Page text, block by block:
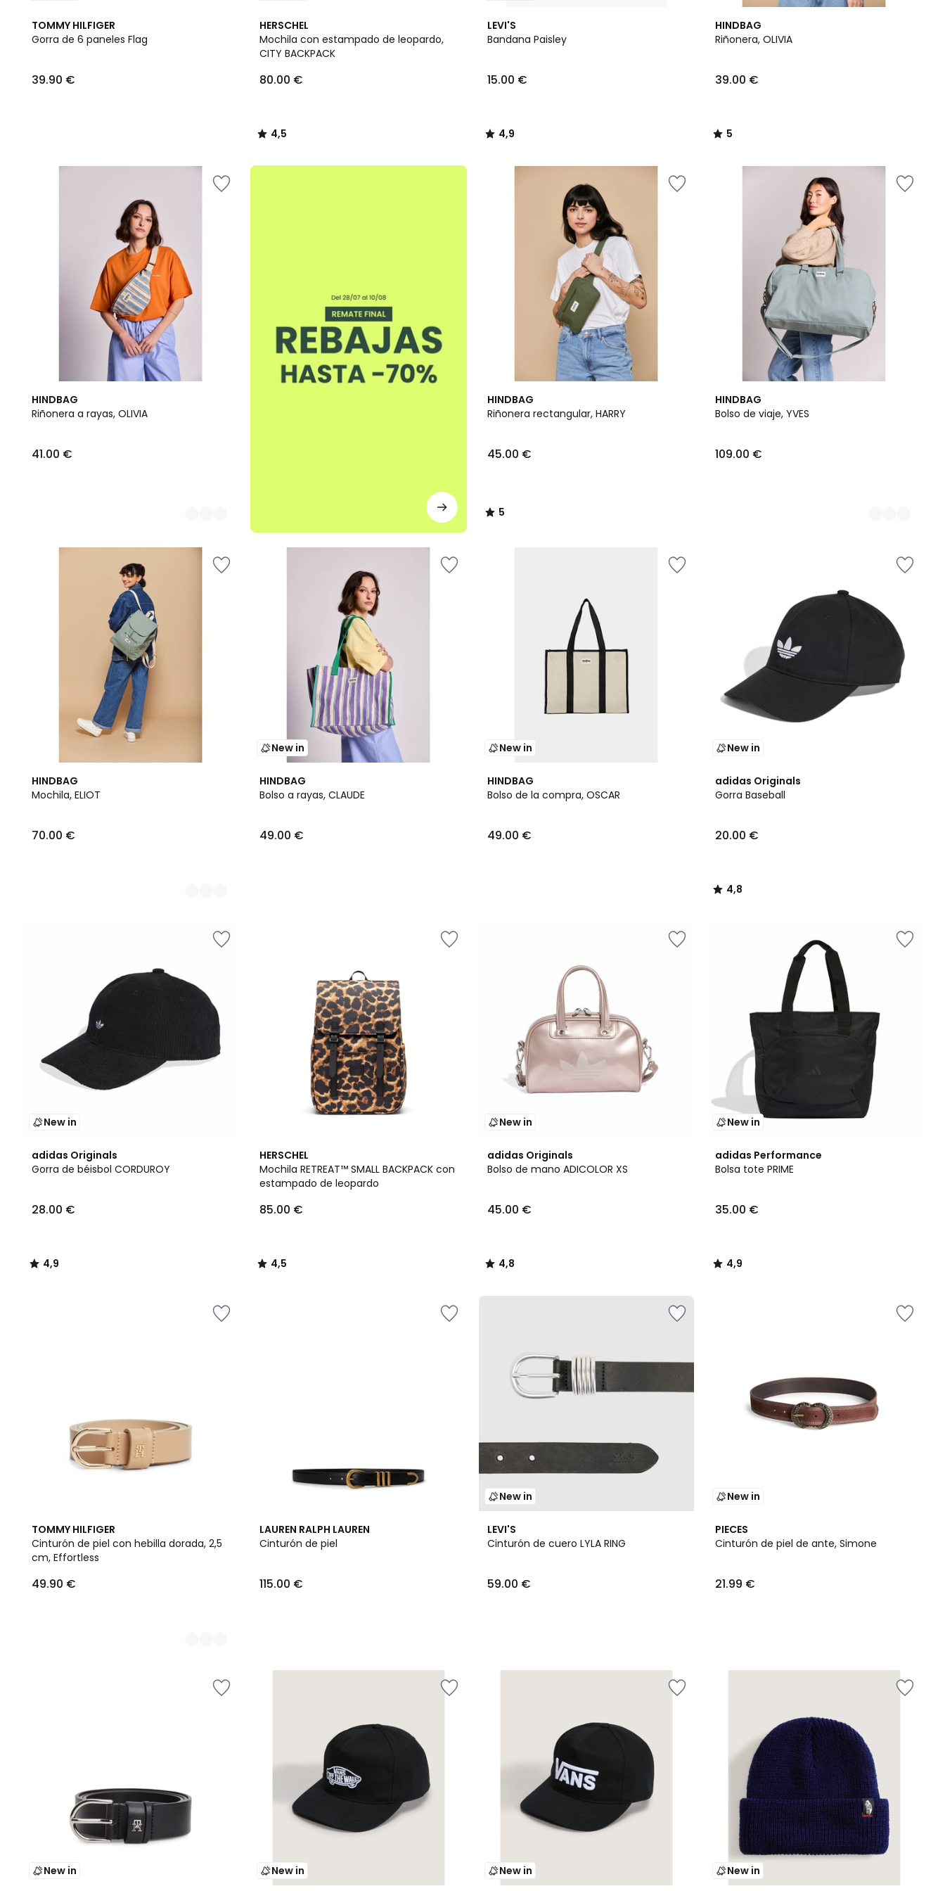
TOMMY HILFIGER
Gorra de 6 paneles Flag
€.
39.90 €
HERSCHEL
Mochila con estampado de leopardo,
CITY BACKPACK
80.00 €
4,5
/ 5
4,5
/
LEVI'S
Bandana Paisley
15.00 €
4,9
/ 5
4,9
/
HINDBAG
Riñonera, OLIVIA
39.00 €
5
/
5
/
HINDBAG
Riñonera a rayas, OLIVIA
41.00 €
3
Colores
.
HINDBAG
Riñonera rectangular, HARRY
45.00 €
5
/
5
/
HINDBAG
Bolso de viaje, YVES
109.00 €
4
Colores
HINDBAG
Mochila, ELIOT
70.00 €
2
Colores
New in
HINDBAG
Bolso a rayas, CLAUDE
49.00 €
New in
HINDBAG
Bolso de la compra, OSCAR
49.00 €
New in
adidas Originals
Gorra Baseball
20.00 €
4,8
/ 5
4,8
/
New in
adidas Originals
Gorra de béisbol CORDUROY
28.00 €
4,9
/ 5
4,9
/
HERSCHEL
Mochila RETREAT™ SMALL BACKPACK con
estampado de leopardo
85.00 €
4,5
/ 5
4,5
/
New in
adidas Originals
Bolso de mano ADICOLOR XS
45.00 €
4,8
/ 5
4,8
/
New in
adidas Performance
Bolsa tote PRIME
35.00 €
4,9
/ 5
4,9
/
TOMMY HILFIGER
Cinturón de piel con hebilla dorada, 2,5
cm, Effortless
49.90 €
2
Colores
LAUREN RALPH LAUREN
Cinturón de piel
115.00 €
New in
LEVI'S
Cinturón de cuero LYLA RING
59.00 €
New in
PIECES
Cinturón de piel de ante, Simone
21.99 €
New in New in New in New in